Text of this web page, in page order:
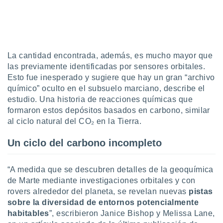
crear un
uso de
la
contenido
medir el
de la
el
de
de
de
de
uso de
con el
La cantidad encontrada, además, es mucho mayor que
las previamente identificadas por sensores orbitales.
Esto fue inesperado y sugiere que hay un gran “archivo
químico” oculto en el subsuelo marciano, describe el
estudio. Una historia de reacciones químicas que
formaron estos depósitos basados en carbono, similar
al ciclo natural del CO₂ en la Tierra.
Un ciclo del carbono incompleto
“A medida que se descubren detalles de la geoquímica
de Marte mediante investigaciones orbitales y con
rovers alrededor del planeta, se revelan nuevas pistas
sobre la diversidad de entornos potencialmente
habitables”, escribieron Janice Bishop y Melissa Lane,